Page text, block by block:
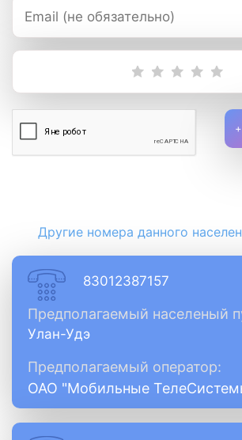
Другие номера данного
83012387157
Предполагаемый населеный
Улан-Удэ
Предполагаемый оператор:
ОАО "Мобильные